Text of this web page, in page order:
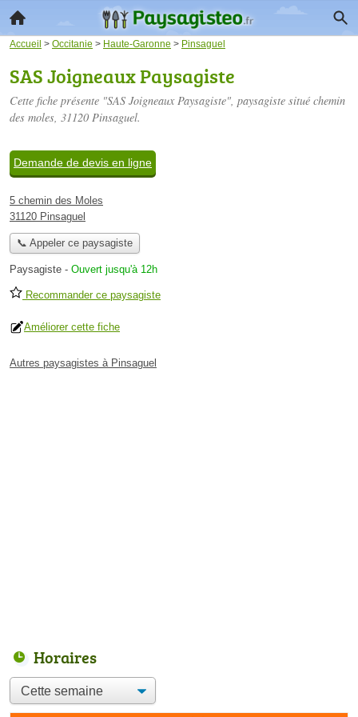
Accueil > Occitanie > Haute-Garonne > Pinsaguel
SAS Joigneaux Paysagiste
Cette fiche présente "SAS Joigneaux Paysagiste", paysagiste situé chemin
des moles, 31120 Pinsaguel.
Demande de devis en ligne
5 chemin des Moles
31120 Pinsaguel
📞 Appeler ce paysagiste
Paysagiste - Ouvert jusqu'à 12h
Recommander ce paysagiste
Améliorer cette fiche
Autres paysagistes à Pinsaguel
Horaires